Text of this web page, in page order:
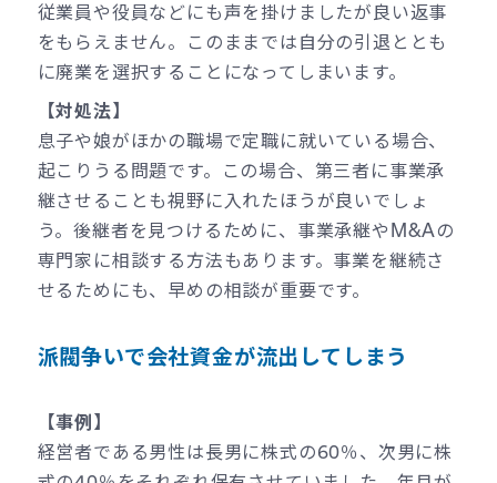
従業員や役員などにも声を掛けましたが良い返事
をもらえません。このままでは自分の引退ととも
に廃業を選択することになってしまいます。
【対処法】
息子や娘がほかの職場で定職に就いている場合、
起こりうる問題です。この場合、第三者に事業承
継させることも視野に入れたほうが良いでしょ
う。後継者を見つけるために、事業承継やM&Aの
専門家に相談する方法もあります。事業を継続さ
せるためにも、早めの相談が重要です。
派閥争いで会社資金が流出してしまう
【事例】
経営者である男性は長男に株式の60％、次男に株